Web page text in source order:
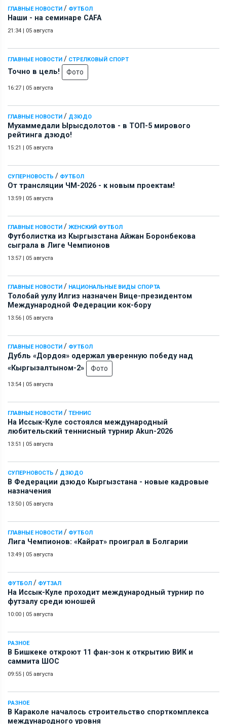
ГЛАВНЫЕ НОВОСТИ / ФУТБОЛ
Наши - на семинаре СAFA
21:34 | 05 августа
ГЛАВНЫЕ НОВОСТИ / СТРЕЛКОВЫЙ СПОРТ
Точно в цель! Фото
16:27 | 05 августа
ГЛАВНЫЕ НОВОСТИ / ДЗЮДО
Мухаммедали Ырысдолотов - в ТОП-5 мирового
рейтинга дзюдо!
15:21 | 05 августа
СУПЕРНОВОСТЬ / ФУТБОЛ
От трансляции ЧМ-2026 - к новым проектам!
13:59 | 05 августа
ГЛАВНЫЕ НОВОСТИ / ЖЕНСКИЙ ФУТБОЛ
Футболистка из Кыргызстана Айжан Боронбекова
сыграла в Лиге Чемпионов
13:57 | 05 августа
ГЛАВНЫЕ НОВОСТИ / НАЦИОНАЛЬНЫЕ ВИДЫ СПОРТА
Толобай уулу Илгиз назначен Вице-президентом
Международной Федерации кок-бору
13:56 | 05 августа
ГЛАВНЫЕ НОВОСТИ / ФУТБОЛ
Дубль «Дордоя» одержал уверенную победу над
«Кыргызалтыном-2»
Фото
13:54 | 05 августа
ГЛАВНЫЕ НОВОСТИ / ТЕННИС
На Иссык-Куле состоялся международный
любительский теннисный турнир Akun-2026
13:51 | 05 августа
СУПЕРНОВОСТЬ / ДЗЮДО
В Федерации дзюдо Кыргызстана - новые кадровые
назначения
13:50 | 05 августа
ГЛАВНЫЕ НОВОСТИ / ФУТБОЛ
Лига Чемпионов: «Кайрат» проиграл в Болгарии
13:49 | 05 августа
ФУТБОЛ / ФУТЗАЛ
На Иссык-Куле проходит международный турнир по
футзалу среди юношей
10:00 | 05 августа
РАЗНОЕ
В Бишкеке откроют 11 фан-зон к открытию ВИК и
саммита ШОС
09:55 | 05 августа
РАЗНОЕ
В Караколе началось строительство спорткомплекса
международного уровня